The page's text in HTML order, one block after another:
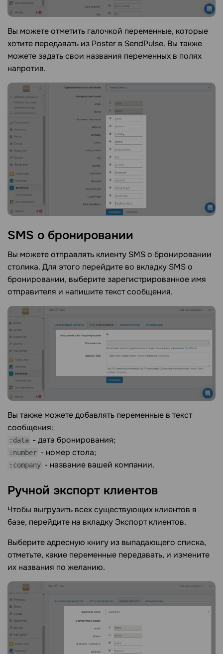
Вы можете отметить галочкой переменные, которые
хотите передавать из Poster в SendPulse. Вы также
можете задать свои названия переменных в полях
напротив.
SMS о бронировании
Вы можете отправлять клиенту SMS о бронировании
столика. Для этого перейдите во вкладку SMS о
бронировании, выберите зарегистрированное имя
отправителя и напишите текст сообщения.
Вы также можете добавлять переменные в текст
сообщения:
:data - дата бронирования;
:number - номер стола;
:company - название вашей компании.
Ручной экспорт клиентов
Чтобы выгрузить всех существующих клиентов в
базе, перейдите на вкладку Экспорт клиентов.
Выберите адресную книгу из выпадающего списка,
отметьте, какие переменные передавать, и измените
их названия по желанию.